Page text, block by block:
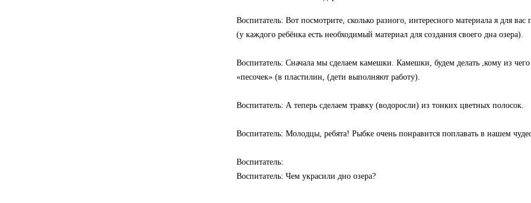
Воспитатель: Вот посмотрите, сколько разного, интересного материала я для вас
(у каждого ребёнка есть необходимый материал для создания своего дна озера).
Воспитатель: Сначала мы сделаем камешки. Камешки, будем делать ,кому из чего
«песочек» (в пластилин, (дети выполняют работу).
Воспитатель: А теперь сделаем травку (водоросли) из тонких цветных полосок.
Воспитатель: Молодцы, ребята! Рыбке очень понравится поплавать в нашем
Воспитатель:
Воспитатель: Чем украсили дно озера?